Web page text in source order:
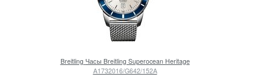
Breitling Часы Breitling Superocean Heritage
A1732016/G642/152A